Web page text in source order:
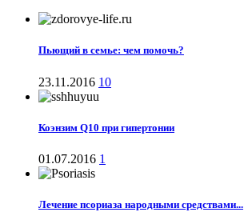
Пьющий в семье: чем помочь?
23.11.2016 10
Коэнзим Q10 при гипертонии
01.07.2016 1
Лечение псориаза народными средствами...